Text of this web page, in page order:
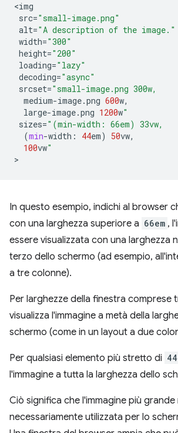
<img
src="small-image.png"
alt="A description of the image."
width="300"
height="200"
loading="lazy"
decoding="async"
srcset="small-image.png 300w,
medium-image.png 600w,
large-image.png 1200w"
sizes="(min-width: 66em) 33vw,
(min-width : 44em) 50vw,
100vw"
In questo esempio, indichi al browser
con una larghezza superiore a 66em ,
essere visualizzata con una larghezza
terzo dello schermo (ad esempio,
a tre colonne).
Per larghezze della finestra comprese
visualizza l'immagine a metà della
schermo (come in un layout a due
Per qualsiasi elemento più stretto di
l'immagine a tutta la larghezza dello
Ciò significa che l'immagine più grande
necessariamente utilizzata per lo